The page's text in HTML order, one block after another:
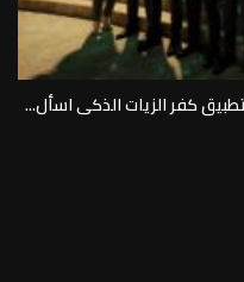
كفر الزيات الذكى اسأل...